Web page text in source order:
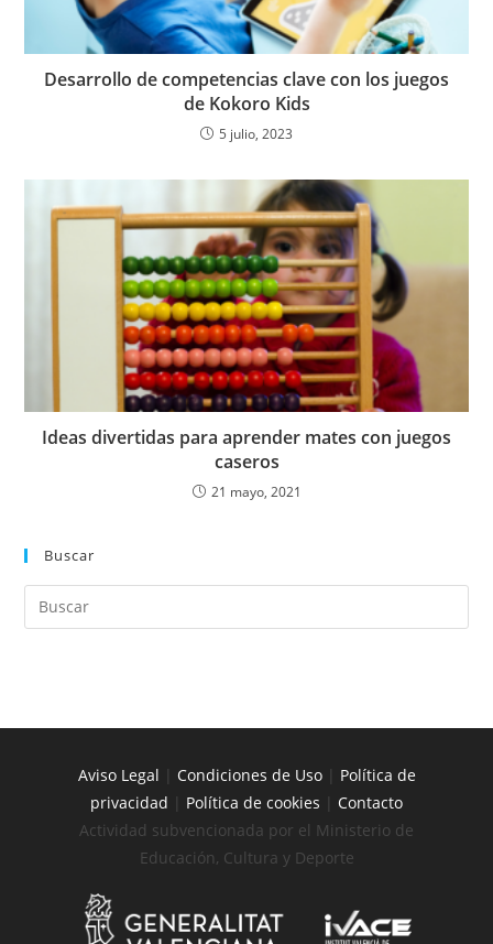
Desarrollo de competencias clave con los juegos
de Kokoro Kids
5 julio, 2023
Ideas divertidas para aprender mates con juegos
caseros
21 mayo, 2021
Buscar
Aviso Legal Condiciones de Uso| Política de
privacidad
Política de cookies
Contacto
Actividad subvencionada por el Ministerio de
Educación, Cultura y Deporte